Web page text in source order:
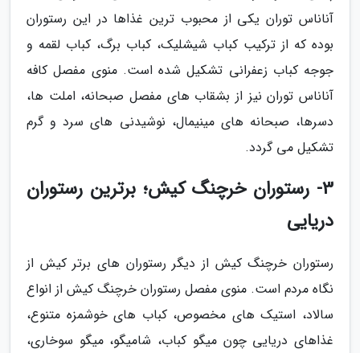
آناناس توران یکی از محبوب ترین غذاها در این رستوران
بوده که از ترکیب کباب شیشلیک، کباب برگ، کباب لقمه و
جوجه کباب زعفرانی تشکیل شده است. منوی مفصل کافه
آناناس توران نیز از بشقاب های مفصل صبحانه، املت ها،
دسرها، صبحانه های مینیمال، نوشیدنی های سرد و گرم
تشکیل می گردد.
3- رستوران خرچنگ کیش؛ برترین رستوران
دریایی
رستوران خرچنگ کیش از دیگر رستوران های برتر کیش از
نگاه مردم است. منوی مفصل رستوران خرچنگ کیش از انواع
سالاد، استیک های مخصوص، کباب های خوشمزه متنوع،
غذاهای دریایی چون میگو کباب، شامیگو، میگو سوخاری،